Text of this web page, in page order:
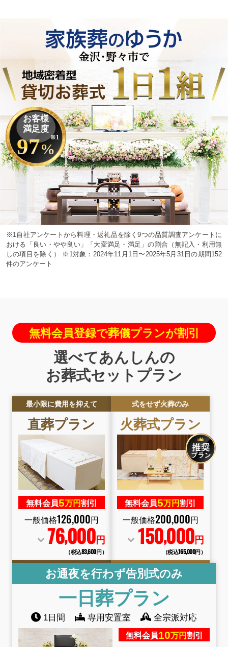
お客様
満足度
97%
※1
※1自社アンケートから料理・返礼品を除く9つの品質調査アンケートに
おける「良い・やや良い」「大変満足・満足」の割合（無記入・利用無
しの項目を除く） ※1対象：2024年11月1日〜2025年5月31日の期間152
件のアンケート
無料会員登録で葬儀プランが割引
選べてあんしんの
お葬式セットプラン
最小限に費用を抑えて
直葬プラン
無料会員5万円割引
一般価格126,000円
76,000円
（税込83,600円）
式をせず火葬のみ
火葬式プラン
無料会員5万円割引
一般価格200,000円
150,000円
（税込165,000円）
お通夜を行わず告別式のみ
一日葬プラン
1日間 専用安置室 全宗派対応
無料会員10万円割引